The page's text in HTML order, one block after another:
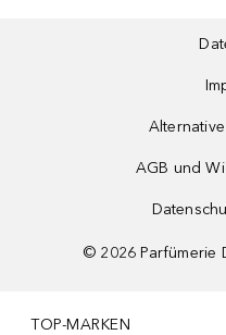
AGB und
© 2026 Parfümerie
TOP-MARKEN